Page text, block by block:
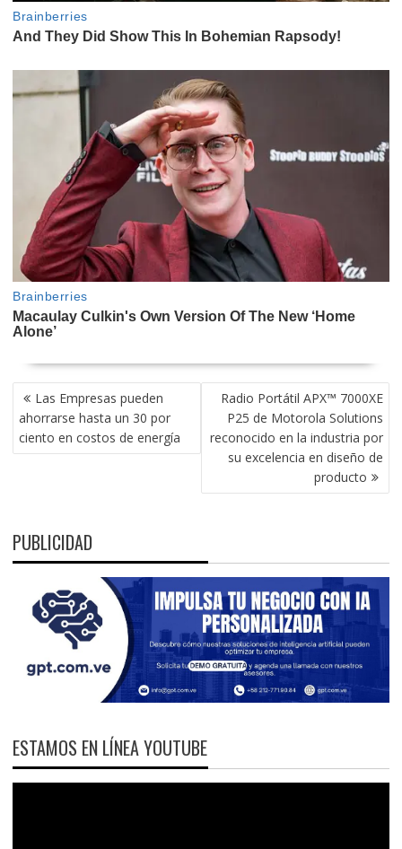
NAVEGACIÓN
DE
ENTRADAS
Las Empresas pueden
ahorrarse hasta un 30 por
ciento en costos de energía
Radio Portátil APX™ 7000XE
P25 de Motorola Solutions
reconocido en la industria por
su excelencia en diseño de
producto
PUBLICIDAD
ESTAMOS EN LÍNEA YOUTUBE